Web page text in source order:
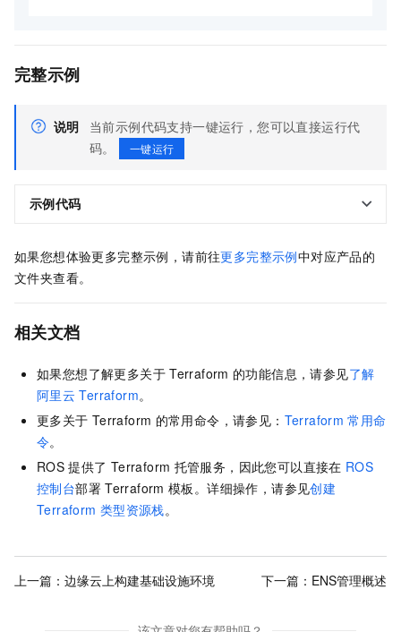
完整示例
说明
当前示例代码支持一键运行，您可以直接运行代
码。
一键运行
示例代码
如果您想体验更多完整示例，请前往更多完整示例中对应产品的
文件夹查看。
相关文档
如果您想了解更多关于 Terraform 的功能信息，请参见了解
阿里云 Terraform。
更多关于 Terraform 的常用命令，请参见： Terraform 常用命
令。
ROS 提供了 Terraform 托管服务，因此您可以直接在 ROS
控制台部署 Terraform 模板。详细操作，请参见创建
Terraform 类型资源栈。
上一篇： 边缘云上构建基础设施环境 下一篇： ENS管理概述